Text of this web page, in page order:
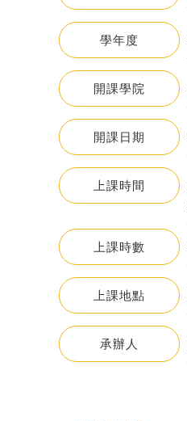
學年度
開課學院
開課日期
上課時間
上課時數
上課地點
承辦人